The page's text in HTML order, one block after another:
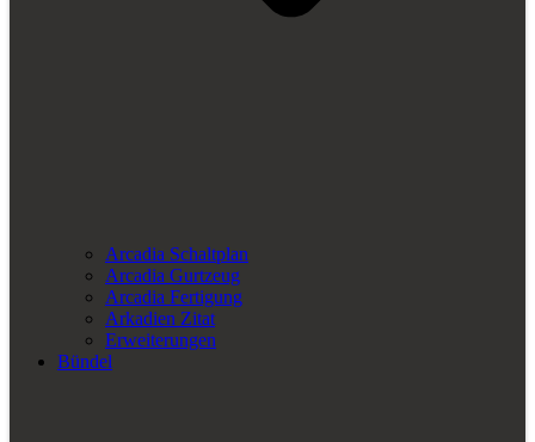
Arcadia Schaltplan
Arcadia Gurtzeug
Arcadia Fertigung
Arkadien Zitat
Erweiterungen
Bündel